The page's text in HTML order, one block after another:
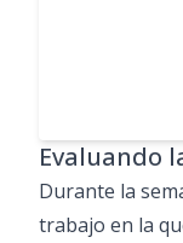
Evaluando
Durante la
trabajo en la